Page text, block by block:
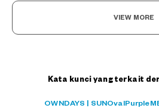
VIEW MORE
Kata kunci yang terkait
OWNDAYS | SUN Oval Purple
?